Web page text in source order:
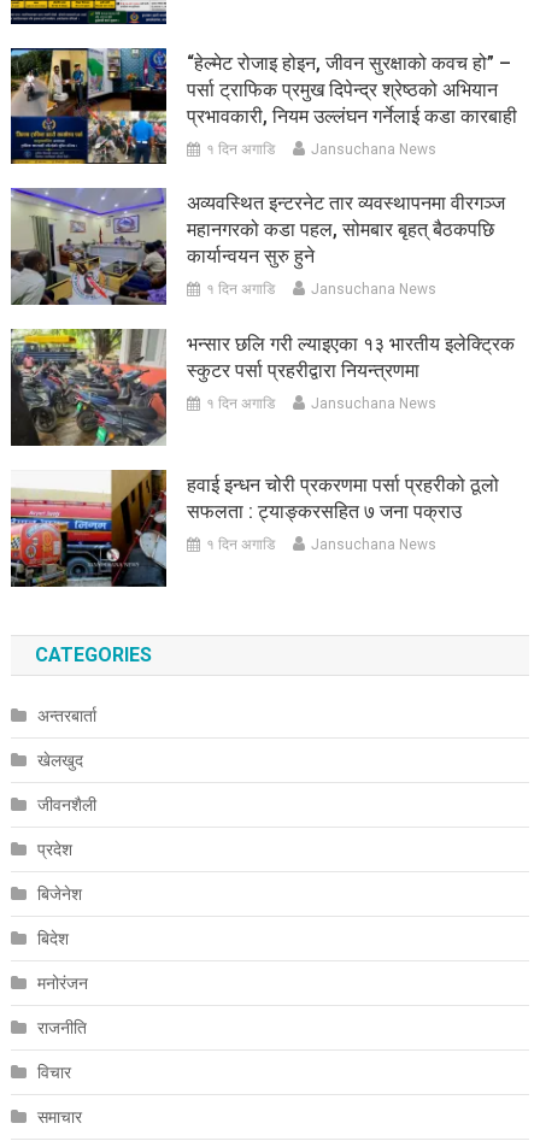
“हेल्मेट रोजाइ होइन, जीवन सुरक्षाको कवच हो” –
पर्सा ट्राफिक प्रमुख दिपेन्द्र श्रेष्ठको अभियान
प्रभावकारी, नियम उल्लंघन गर्नेलाई कडा कारबाही
१ दिन अगाडि Jansuchana News
अव्यवस्थित इन्टरनेट तार व्यवस्थापनमा वीरगञ्ज
महानगरको कडा पहल, सोमबार बृहत् बैठकपछि
कार्यान्वयन सुरु हुने
१ दिन अगाडि Jansuchana News
भन्सार छलि गरी ल्याइएका १३ भारतीय इलेक्ट्रिक
स्कुटर पर्सा प्रहरीद्वारा नियन्त्रणमा
१ दिन अगाडि Jansuchana News
हवाई इन्धन चोरी प्रकरणमा पर्सा प्रहरीको ठूलो
सफलता : ट्याङ्करसहित ७ जना पक्राउ
१ दिन अगाडि Jansuchana News
CATEGORIES
अन्तरबार्ता
खेलखुद
जीवनशैली
प्रदेश
बिजेनेश
बिदेश
मनोरंजन
राजनीति
विचार
समाचार